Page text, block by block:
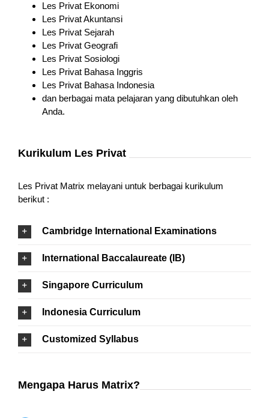
Les Privat Ekonomi
Les Privat Akuntansi
Les Privat Sejarah
Les Privat Geografi
Les Privat Sosiologi
Les Privat Bahasa Inggris
Les Privat Bahasa Indonesia
dan berbagai mata pelajaran yang dibutuhkan oleh
Anda.
Kurikulum Les Privat
Les Privat Matrix melayani untuk berbagai kurikulum
berikut :
Cambridge International Examinations
International Baccalaureate (IB)
Singapore Curriculum
Indonesia Curriculum
Customized Syllabus
Mengapa Harus Matrix?